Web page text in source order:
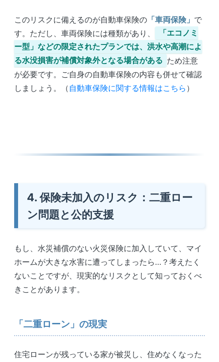
このリスクに備えるのが自動車保険の「車両保険」 で
す。ただし、車両保険には種類があり、
「エコノミ
ー型」などの限定されたプランでは、洪水や高潮によ
る水没損害が補償対象外となる場合がある ため注意
が必要です。ご自身の自動車保険の内容も併せて確認
しましょう。（ 自動車保険に関する情報はこちら ）
4. 保険未加入のリスク：二重ロー
ン問題と公的支援
もし、水災補償のない火災保険に加入していて、マイ
ホームが大きな水害に遭ってしまったら…？考えたく
ないことですが、現実的なリスクとして知っておくべ
きことがあります。
「二重ローン」の現実
住宅ローンが残っている家が被災し、住めなくなった